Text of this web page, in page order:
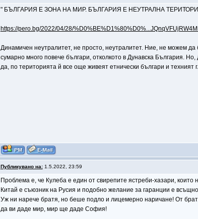
" БЪЛГАРИЯ Е ЗОНА НА МИР. БЪЛГАРИЯ Е НЕУТРАЛНА
https://pero.bg/2022/04/28/
Динамичен неутралитет, не просто, неутралитет. Ние, не можем
сумарно много повече българи, отколкото в Дунавска България.
да, по територията й все още живеят етнически българи и техният
Публикувано на:1.5.2022, 23:59
Проблема е, че Кулеба е един от свирепите ястреби-хазари,
Китай е съюзник на Русия и подобно желание за гаранции е
Уж ни нарече братя, но беше подло и лицемерно наричане! От
да ви даде мир, мир ще даде София!